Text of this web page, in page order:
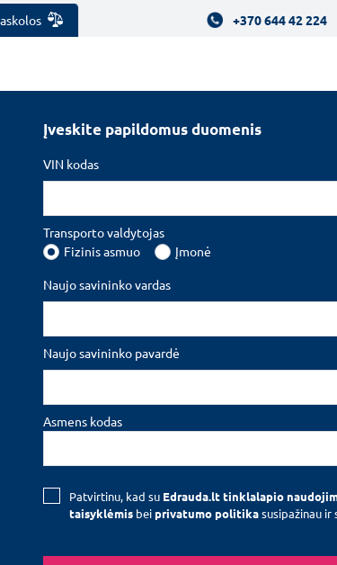
Įveskite papildomus duomenis
VIN kodas
Transporto valdytojas
Fizinis asmuo
Įmonė
Naujo savininko vardas
Naujo savininko pavardė
Asmens kodas
Patvirtinu, kad su Edrauda.lt tinklalapio
taisyklėmis beiprivatumo politikasusipažinau ir
+370 644 42 224
draudimas- greitas ir patikimas Jūsų transporto
draudimas pačiomis palankiausiomis sąlygomis.
KELYJE
terminą